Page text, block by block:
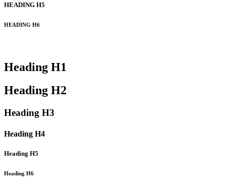
HEADING H5
HEADING H6
Heading H1
Heading H2
Heading H3
Heading H4
Heading H5
Heading H6